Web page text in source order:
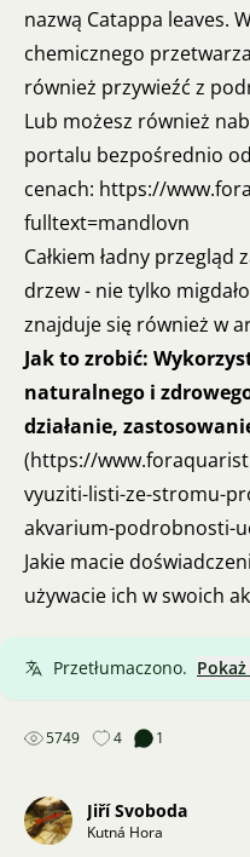
nazwą Catappa leaves.
chemicznego
również przywieźć z
Lub możesz również
portalu bezpośrednio
cenach: https://
fulltext=mandlovn
Całkiem ładny
drzew - nie tylko
znajduje się również w
Jak to zrobić:
naturalnego i
działanie,
(https://
vyuziti-listi-ze-stromu-
akvarium-podrobnosti-
Jakie macie
używacie ich w swoich
Przetłumaczono.
5749 4 1
Jiří Svoboda
Kutná Hora